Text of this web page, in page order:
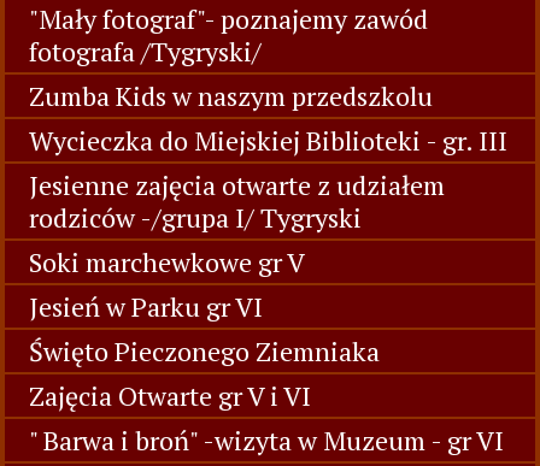
"Mały fotograf"- poznajemy zawód
fotografa /Tygryski/
Zumba Kids w naszym przedszkolu
Wycieczka do Miejskiej Biblioteki - gr. III
Jesienne zajęcia otwarte z udziałem
rodziców -/grupa I/ Tygryski
Soki marchewkowe gr V
Jesień w Parku gr VI
Święto Pieczonego Ziemniaka
Zajęcia Otwarte gr V i VI
" Barwa i broń" -wizyta w Muzeum - gr VI